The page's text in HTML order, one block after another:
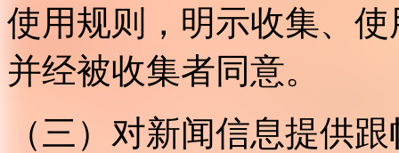
使用规则，明示收集、
并经被收集者同意。
（三）对新闻信息提供